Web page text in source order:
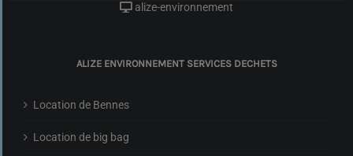
alize-environnement
ALIZE ENVIRONNEMENT SERVICES DECHETS
Location de Bennes
Location de big bag